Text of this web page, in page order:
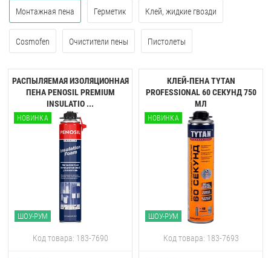
Монтажная пена Герметик Клей, жидкие гвозди
Cosmofen Очистители пены Пистолеты
РАСПЫЛЯЕМАЯ ИЗОЛЯЦИОННАЯ
ПЕНА PENOSIL PREMIUM
INSULATIO ...
НОВИНКА
ШОУ-РУМ
Код товара: 183-7690
КЛЕЙ-ПЕНА TYTAN
PROFESSIONAL 60 CЕКУНД 750
МЛ
НОВИНКА
ШОУ-РУМ
Код товара: 183-7693